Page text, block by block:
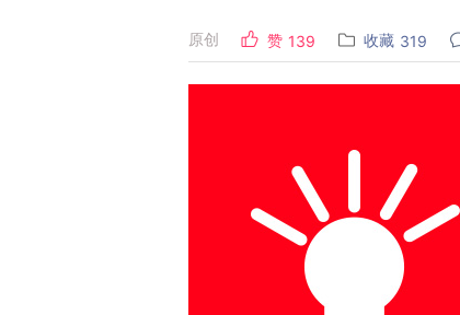
原创 赞 139 收藏 319